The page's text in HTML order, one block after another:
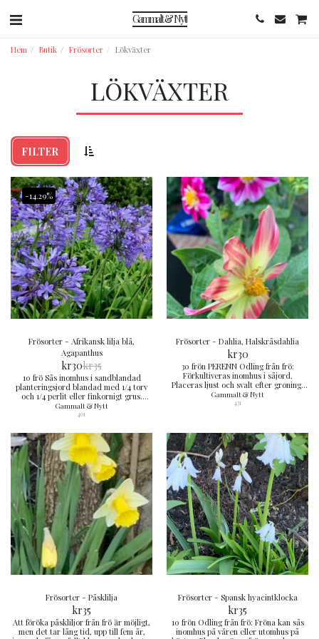
Gammalt & Nytt
Hem Butik Frösorter Lökväxter
LÖKVÄXTER
FILTER
-14.29%
Frösorter - Afrikansk lilja blå,
Agapanthus
kr35
kr30
10 frö Sås inomhus i sandblandad
planteringsjord blandad med 1/4 torv
och 1/4 perlit eller finkornigt grus.
Sådden placeras ljust i ca 15-18°C. Håll
jordytan fuktig men inte blöt.
Grotid 1-3 månader
Gammalt & Nytt
401
Frösorter - Dahlia, Halskråsdahlia
kr30
30 frön PERENN Odling från frö:
Förkultiveras inomhus i såjord.
Placeras ljust och svalt efter groning.
Frostkänslig. Utplanteras efter
avhärdning när frostrisken säkert är
Gammalt & Nytt
431
Frösorter - Påsklilja
kr35
Att föröka påskliljor från frö är möjligt,
men det tar lång tid, upp till fem år,
Frösorter - Spansk hyacintklocka
kr35
10 frön Odling från frö: Fröna kan sås
inomhus på våren eller utomhus på